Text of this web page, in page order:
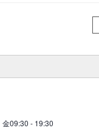
金09:30 - 19:30